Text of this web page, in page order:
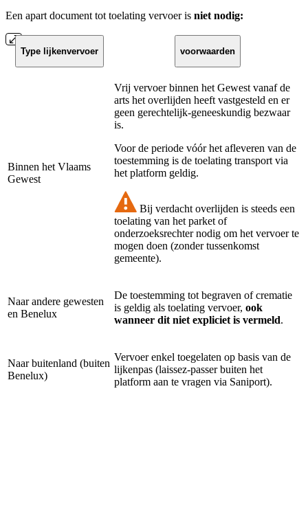
Een apart document tot toelating vervoer is niet nodig:
Type lijkenvervoer voorwaarden
Binnen het Vlaams
Gewest
Vrij vervoer binnen het Gewest vanaf de
arts het overlijden heeft vastgesteld en er
geen gerechtelijk-geneeskundig bezwaar
is.
Voor de periode vóór het afleveren van de
toestemming is de toelating transport via
het platform geldig.
Bij verdacht overlijden is steeds een
toelating van het parket of
onderzoeksrechter nodig om het vervoer te
mogen doen (zonder tussenkomst
gemeente).
Naar andere gewesten
en Benelux
De toestemming tot begraven of crematie
is geldig als toelating vervoer, ook
wanneer dit niet expliciet is vermeld.
Naar buitenland (buiten
Benelux)
Vervoer enkel toegelaten op basis van de
lijkenpas (laissez-passer buiten het
platform aan te vragen via Saniport).